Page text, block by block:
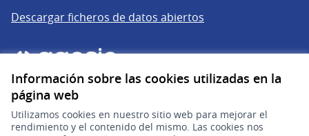
Información sobre las cookies utilizadas en la
página web
Utilizamos cookies en nuestro sitio web para mejorar el
rendimiento y el contenido del mismo. Las cookies nos
Descargar ficheros de datos abiertos